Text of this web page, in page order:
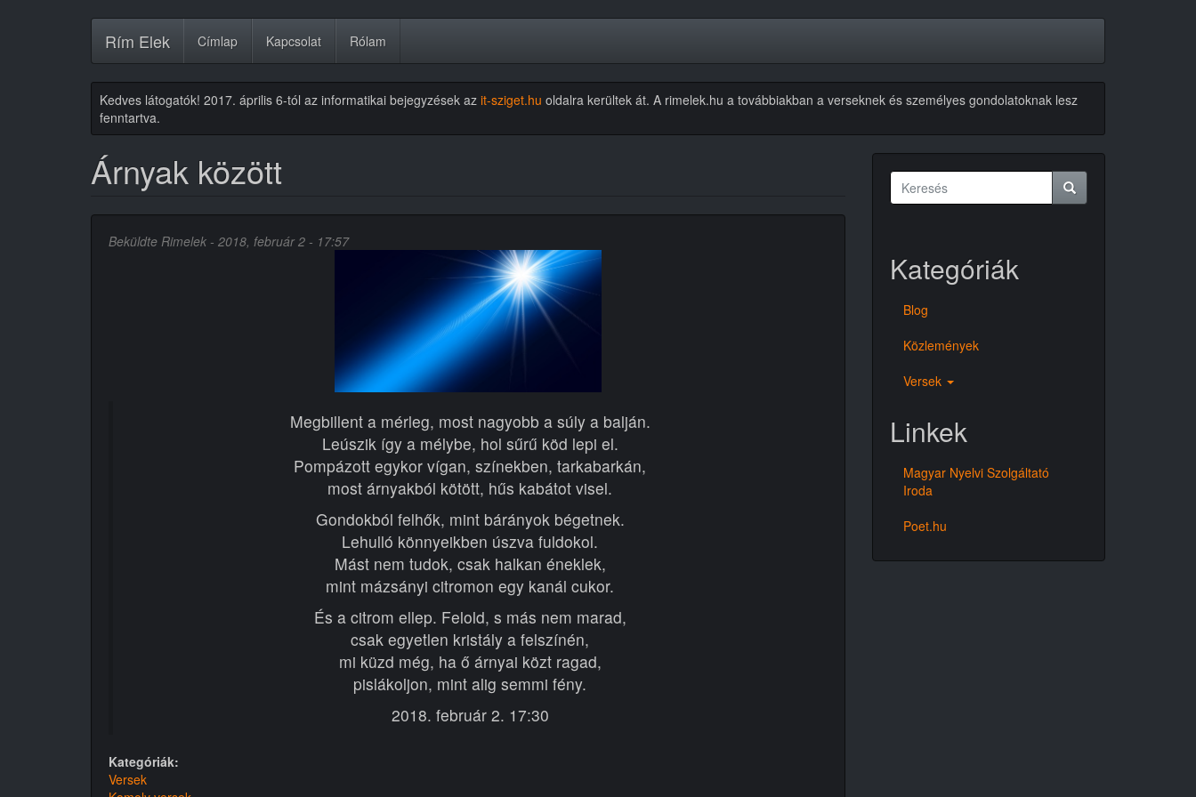
Rím Elek Címlap Kapcsolat Rólam
Kedves látogatók! 2017. április 6-tól az informatikai bejegyzések az it-sziget.hu oldalra kerültek át. A rimelek.hu a továbbiakban a verseknek és személyes gondolatoknak lesz
fenntartva.
Árnyak között
Beküldte Rimelek - 2018, február 2 - 17:57
Megbillent a mérleg, most nagyobb a súly a balján.
Leúszik így a mélybe, hol sűrű köd lepi el.
Pompázott egykor vígan, színekben, tarkabarkán,
most árnyakból kötött, hűs kabátot visel.
Gondokból felhők, mint bárányok bégetnek.
Lehulló könnyeikben úszva fuldokol.
Mást nem tudok, csak halkan éneklek,
mint mázsányi citromon egy kanál cukor.
És a citrom ellep. Felold, s más nem marad,
csak egyetlen kristály a felszínén,
mi küzd még, ha ő árnyai közt ragad,
pislákoljon, mint alig semmi fény.
2018. február 2. 17:30
Kategóriák:
Versek
Keresés
űrlap
Kategóriák
Blog
Közlemények
Versek
Linkek
Magyar Nyelvi Szolgáltató
Iroda
Poet.hu